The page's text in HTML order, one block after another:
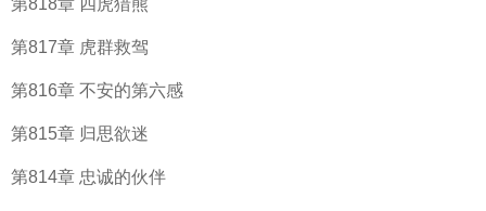
第818章 四虎猎熊
第817章 虎群救驾
第816章 不安的第六感
第815章 归思欲迷
第814章 忠诚的伙伴